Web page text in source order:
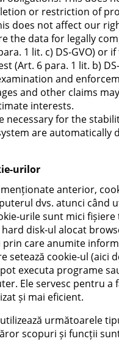
or restriction of
does not affect our
the data for legally
1 lit. c) DS-GVO) or
(Art. 6 para. 1 lit. b)
and
and other claims
interests.
necessary for the
are automatically
urilor
menționate anterior,
dvs. atunci când
urile sunt mici fișiere
disk-ul alocat
prin care anumite
setează cookie-ul (aici
executa programe
Ele servesc pentru a
și mai eficient.
următoarele
scopuri și funcții